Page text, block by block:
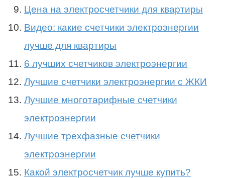
Цена на электросчетчики для квартиры
Видео: какие счетчики электроэнергии
лучше для квартиры
6 лучших счетчиков электроэнергии
Лучшие счетчики электроэнергии с ЖКИ
Лучшие многотарифные счетчики
электроэнергии
Лучшие трехфазные счетчики
электроэнергии
Какой электросчетчик лучше купить?